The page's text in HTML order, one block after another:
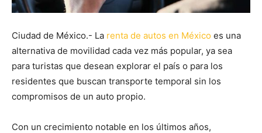
Ciudad de México.- La renta de autos en México es una
alternativa de movilidad cada vez más popular, ya sea
para turistas que desean explorar el país o para los
residentes que buscan transporte temporal sin los
compromisos de un auto propio.
Con un crecimiento notable en los últimos años,